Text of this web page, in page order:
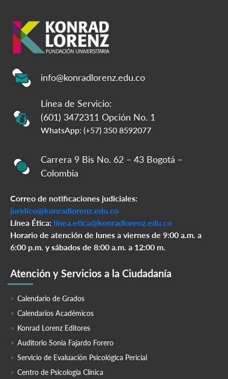
info@konradlorenz.edu.co
Línea de Servicio:
(601) 3472311 Opción No. 1
WhatsApp: (+57) 350 8592077
Carrera 9 Bis No. 62 – 43 Bogotá –
Colombia
Correo de notificaciones judiciales:
juridico@konradlorenz.edu.co
Línea Ética: linea.etica@konradlorenz.edu.co
Horario de atención de lunes a viernes de 9:00 a.m. a
6:00 p.m. y sábados de 8:00 a.m. a 12:00 m.
Atención y Servicios a la Ciudadanía
Calendario de Grados
Calendarios Académicos
Konrad Lorenz Editores
Auditorio Sonia Fajardo Forero
Servicio de Evaluación Psicológica Pericial
Centro de Psicología Clínica